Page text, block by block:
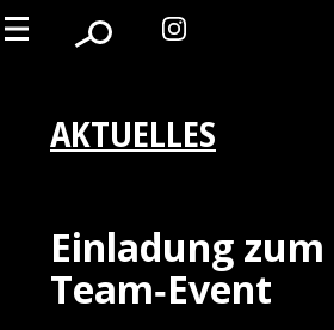
AKTUELLES
Einladung zum
Team‑Event